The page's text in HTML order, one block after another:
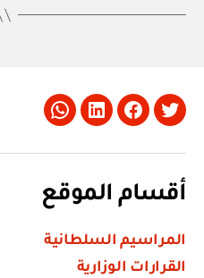
Twitter
Facebook
LinkedIn
Whatsapp
أقسام الموقع
المراسيم السلطانية
القرارات الوزارية